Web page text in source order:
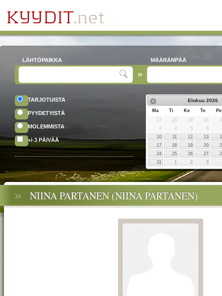
LÄHTÖPAIKKA MÄÄRÄNPÄÄ
TARJOTUISTA
PYYDETYISTÄ
MOLEMMISTA
+/-3 PÄIVÄÄ
Elokuu 2026
Ma Ti Ke To
Pe
27
28 29 30
3
4 5
6
10
11 12 13
17
18 19 20
24
25 26 27
31
1 2 3
NIINA PARTANEN (NIINA PARTANEN)